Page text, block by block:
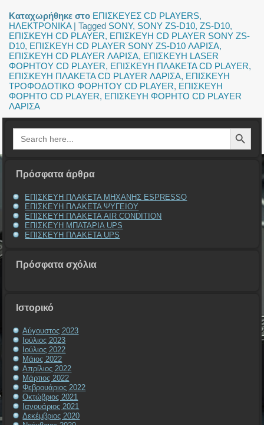
Καταχωρήθηκε στο ΕΠΙΣΚΕΥΕΣ CD PLAYERS,
ΗΛΕΚΤΡΟΝΙΚΑ|Tagged SONY, SONY ZS-D10,ZS-D10,
ΕΠΙΣΚΕΥΗ CD PLAYER, ΕΠΙΣΚΕΥΗ CD PLAYER SONY ZS-
D10, ΕΠΙΣΚΕΥΗ CD PLAYER SONY ZS-D10 ΛΑΡΙΣΑ,
ΕΠΙΣΚΕΥΗ CD PLAYER ΛΑΡΙΣΑ, ΕΠΙΣΚΕΥΗ LASER
ΦΟΡΗΤΟΥ CD PLAYER, ΕΠΙΣΚΕΥΗ ΠΛΑΚΕΤΑ CD PLAYER,
ΕΠΙΣΚΕΥΗ ΠΛΑΚΕΤΑ CD PLAYER ΛΑΡΙΣΑ, ΕΠΙΣΚΕΥΗ
ΤΡΟΦΟΔΟΤΙΚΟ ΦΟΡΗΤΟΥ CD PLAYER, ΕΠΙΣΚΕΥΗ
ΦΟΡΗΤΟ CD PLAYER, ΕΠΙΣΚΕΥΗ ΦΟΡΗΤΟ CD PLAYER
ΛΑΡΙΣΑ
Search
for:
Search Button
Πρόσφατα άρθρα
ΕΠΙΣΚΕΥΗ ΠΛΑΚΕΤΑ ΜΗΧΑΝΗΣ ESPRESSO
ΕΠΙΣΚΕΥΗ ΠΛΑΚΕΤΑ ΨΥΓΕΙΟΥ
ΕΠΙΣΚΕΥΗ ΠΛΑΚΕΤΑ AIR CONDITION
ΕΠΙΣΚΕΥΗ ΜΠΑΤΑΡΙΑ UPS
ΕΠΙΣΚΕΥΗ ΠΛΑΚΕΤΑ UPS
Πρόσφατα σχόλια
Ιστορικό
Αύγουστος 2023
Ιούλιος 2023
Ιούλιος 2022
Μάιος 2022
Απρίλιος 2022
Μάρτιος 2022
Φεβρουάριος 2022
Οκτώβριος 2021
Ιανουάριος 2021
Δεκέμβριος 2020